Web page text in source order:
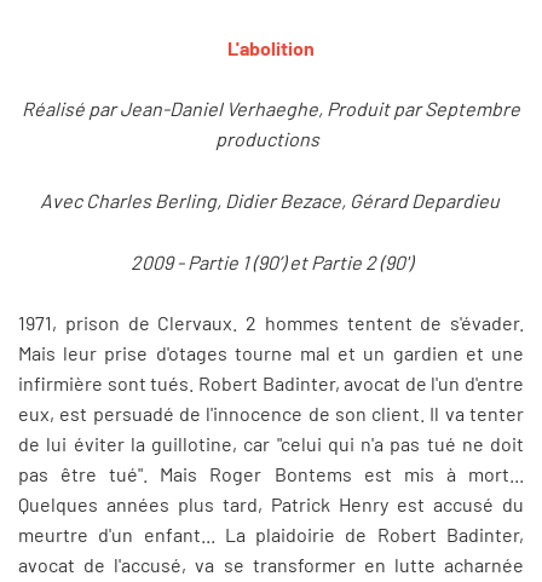
L'abolition
Réalisé par Jean-Daniel Verhaeghe, Produit par Septembre
productions
Avec Charles Berling, Didier Bezace, Gérard Depardieu
2009 - Partie 1 (90’) et Partie 2 (90')
1971, prison de Clervaux. 2 hommes tentent de s'évader.
Mais leur prise d'otages tourne mal et un gardien et une
infirmière sont tués. Robert Badinter, avocat de l'un d'entre
eux, est persuadé de l'innocence de son client. Il va tenter
de lui éviter la guillotine, car "celui qui n'a pas tué ne doit
pas être tué". Mais Roger Bontems est mis à mort...
Quelques années plus tard, Patrick Henry est accusé du
meurtre d'un enfant... La plaidoirie de Robert Badinter,
avocat de l'accusé, va se transformer en lutte acharnée